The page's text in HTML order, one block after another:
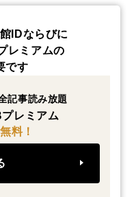
IDならびに
レミアムの
です
記事読み放題
レミアム
料！